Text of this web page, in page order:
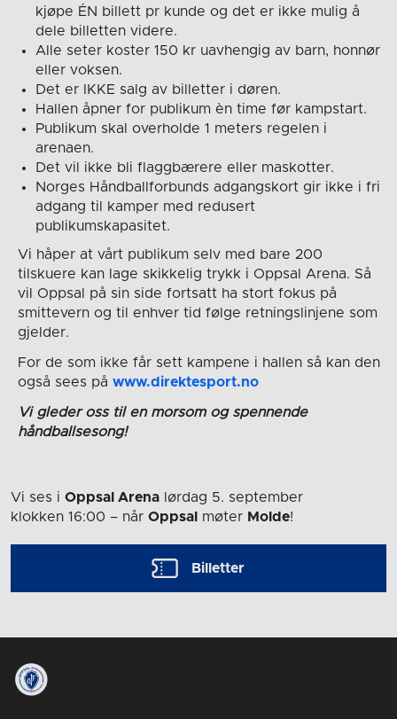
kjøpe ÉN billett pr kunde og det er ikke mulig å
dele billetten videre.
Alle seter koster 150 kr uavhengig av barn, honnør
eller voksen.
Det er IKKE salg av billetter i døren.
Hallen åpner for publikum èn time før kampstart.
Publikum skal overholde 1 meters regelen i
arenaen.
Det vil ikke bli flaggbærere eller maskotter.
Norges Håndballforbunds adgangskort gir ikke i fri
adgang til kamper med redusert
publikumskapasitet.
Vi håper at vårt publikum selv med bare 200
tilskuere kan lage skikkelig trykk i Oppsal Arena. Så
vil Oppsal på sin side fortsatt ha stort fokus på
smittevern og til enhver tid følge retningslinjene som
gjelder.
For de som ikke får sett kampene i hallen så kan den
også sees på www.direktesport.no
Vi gleder oss til en morsom og spennende
håndballsesong!
Vi ses i Oppsal Arena lørdag 5. september
klokken 16:00 – når Oppsal møter Molde!
Billetter